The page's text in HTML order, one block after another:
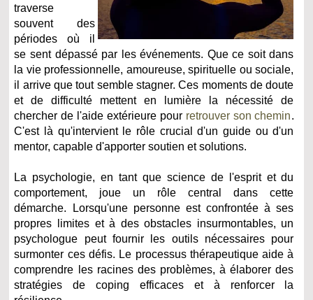
traverse
souvent des
périodes où il
se sent dépassé par les événements. Que ce soit dans
la vie professionnelle, amoureuse, spirituelle ou sociale,
il arrive que tout semble stagner. Ces moments de doute
et de difficulté mettent en lumière la nécessité de
chercher de l'aide extérieure pour retrouver son chemin.
C'est là qu'intervient le rôle crucial d'un guide ou d'un
mentor, capable d'apporter soutien et solutions.
La psychologie, en tant que science de l'esprit et du
comportement, joue un rôle central dans cette
démarche. Lorsqu'une personne est confrontée à ses
propres limites et à des obstacles insurmontables, un
psychologue peut fournir les outils nécessaires pour
surmonter ces défis. Le processus thérapeutique aide à
comprendre les racines des problèmes, à élaborer des
stratégies de coping efficaces et à renforcer la